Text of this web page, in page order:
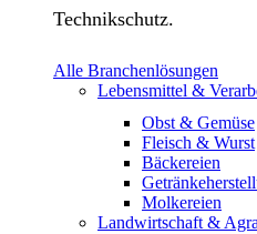
Technikschutz.
Alle Branchenlösungen
Lebensmittel &
Obst & Gemüse
Fleisch & Wurst
Bäckereien
Molkereien
Landwirtschaft &